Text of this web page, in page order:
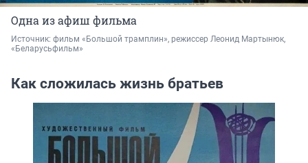
Одна из афиш фильма
Источник: фильм «Большой трамплин», режиссер Леонид Мартынюк,
«Беларусьфильм»
Как сложилась жизнь братьев